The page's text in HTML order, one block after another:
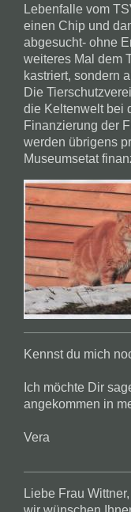
Lebenfalle vom
einen Chip und
abgesucht- ohne
weiteres Mal dem
kastriert, sondern
Die
die Keltenwelt bei
Finanzierung der
werden übrigens
Museumsetat
Kennst du mich
Ich möchte Dir
angekommen in
Vera
Liebe Frau Wittner,